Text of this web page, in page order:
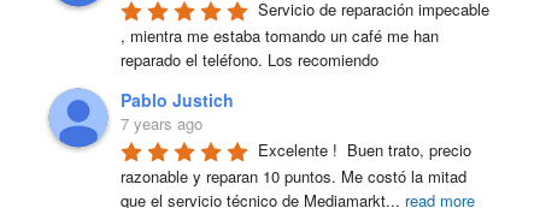
Servicio de reparación impecable
, mientra me estaba tomando un café me han
reparado el teléfono. Los recomiendo
Pablo Justich
7 years ago
Excelente !  Buen trato, precio
razonable y reparan 10 puntos. Me costó la mitad
que el servicio técnico de Mediamarkt... read more